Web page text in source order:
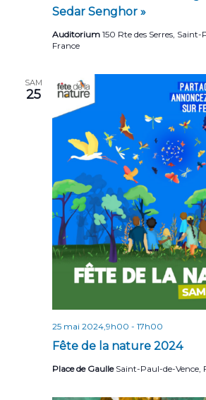
Sedar Senghor »
Auditorium 150 Rte des Serres, Saint-
France
SAM
25
Fête de la nature 2024
25 mai 2024,9h00 - 17h00
Place de Gaulle Saint-Paul-de-Vence,